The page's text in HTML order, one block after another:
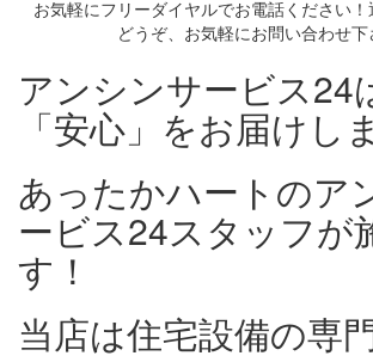
お気軽にフリーダイヤルでお電話ください！
どうぞ、お気軽にお問い合わせ下
アンシンサービス24
「安心」をお届けし
あったかハートのア
ービス24スタッフが
す！
当店は住宅設備の専